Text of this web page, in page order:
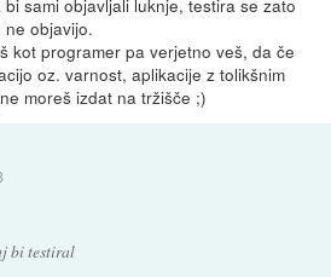
sami objavljali luknje, testira se zato
objavijo.
kot programer pa verjetno veš, da če
oz. varnost, aplikacije z tolikšnim
moreš izdat na tržišče ;)
bi testiral